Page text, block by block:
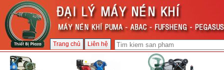
Trang chủ Liên hệ